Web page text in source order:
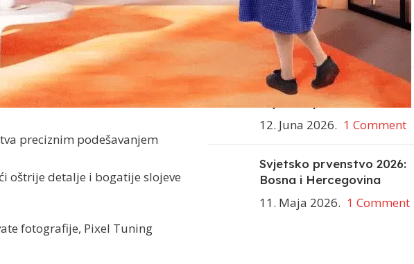
emisije i igre kao nikada
crne očarat će vaša osjetila i
preciznim podešavanjem
oštrije detalje i bogatije slojeve
fotografije, Pixel Tuning
Rođendanski Shopping
Days – 03. i 04. juli
22. Juna 2026. 1 Comment
Top 5 televizora za
Svjetsko prvenstvo
12. Juna 2026. 1 Comment
Svjetsko prvenstvo 2026:
Bosna i Hercegovina
11. Maja 2026. 1 Comment